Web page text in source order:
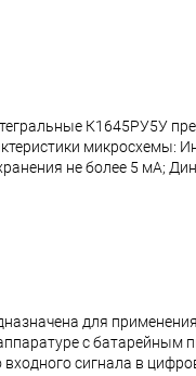
К1645РУ5У
микросхемы:
не более 5 мА;
для применения
с батарейным
сигнала в